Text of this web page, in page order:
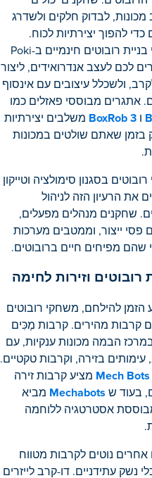
מכונות, לבדוק חלקים ולשדרג
כדי להפוך יצירתיות לכוח.
משחקי בניית רובוטים חינמיים ב-Poki
לכם לעצב אנדרואידים, ליצור
ולשכלל עיצובים עם אינסוף
אתגרים מבוססי פאזלים כמו
ו BoxRob 3 משלבים יצירתיות
בזמן שאתם שולטים במכונות
בסגנון סימולציה וטייקון
את הרעיון הזה לניהול
שחקנים מנהלים מפעלים,
פסי ייצור, וממטבים מערכות
שהם מפיחים חיים ברובוטים.
רובוטים וזירות לחימה
הזמן להילחם, משחקי רובוטים
קרבות מהירים. קרבות מֶכִּים
הבמה מכונות ענקיות, עם
עימותים בזירה, וקרבות טקטיים.
Mech מציע קרבות זירה
בעוד ש Mechabots מביא
אסטרטגיה ללוחמה
אחרים נוטים לקרבות מטווח
נשק עתידניים. דו-קרב לייזרים